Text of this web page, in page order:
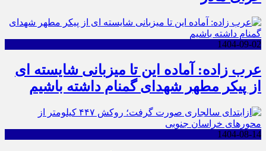
1404-09-02
عرب زاده: آماده این تا میزبانی شایسته ای
از پیکر مطهر شهدای گمنام داشته باشیم
1404-08-14